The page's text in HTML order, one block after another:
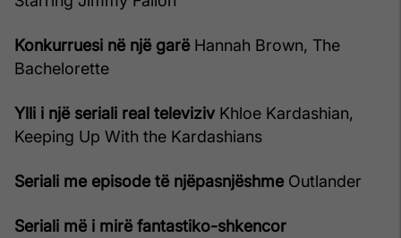
Konkurruesi në një garë Hannah Brown, The
Bachelorette
Ylli i një seriali real televiziv Khloe Kardashian,
Keeping Up With the Kardashians
Seriali me episode të njëpasnjëshme Outlander
Seriali më i mirë fantastiko-shkencor